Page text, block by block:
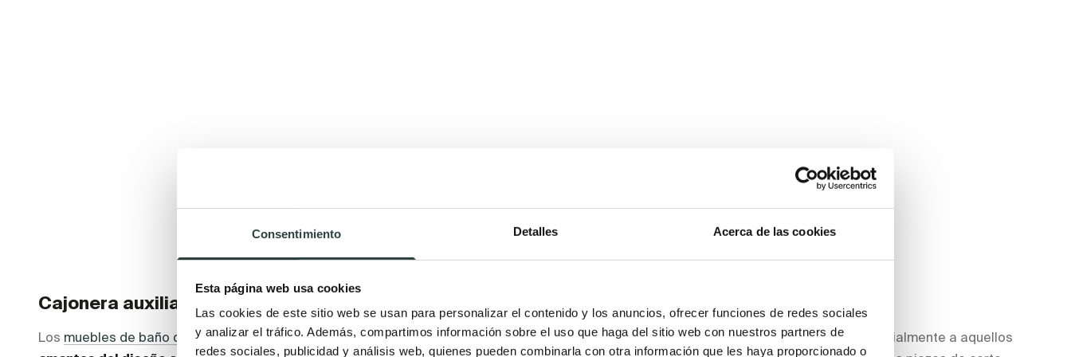
Consentimiento Detalles Acerca de las cookies
Esta página web usa cookies
Las cookies de este sitio web se usan para personalizar el contenido y los anuncios, ofrecer funciones de redes sociales
y analizar el tráfico. Además, compartimos información sobre el uso que haga del sitio web con nuestros partners de
redes sociales, publicidad y análisis web, quienes pueden combinarla con otra información que les haya proporcionado o
Cajonera auxiliar de baño wengué
Los muebles de baño de madera oscura o wenguévivieron una época de esplendor en los 90 pero siguen teniendo muchos adeptos. Especialmente a aquellos